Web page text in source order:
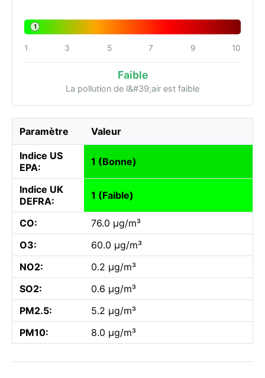
1
1 3 5 7 9 10
Faible
La pollution de l&#39;air est faible
Paramètre Valeur
Indice US
EPA:
1 (Bonne)
Indice UK
DEFRA:
1 (Faible)
CO:
76.0 µg/m³
O3:
60.0 µg/m³
NO2:
0.2 µg/m³
SO2:
0.6 µg/m³
PM2.5:
5.2 µg/m³
PM10:
8.0 µg/m³